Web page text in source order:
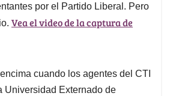
por el Partido Liberal. Pero
Vea el video de la captura de
cuando los agentes del CTI
Universidad Externado de